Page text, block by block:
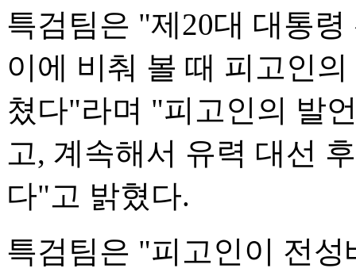
특검팀은 "제20대 대통
이에 비춰 볼 때 피고인
쳤다"라며 "피고인의 발
고, 계속해서 유력 대선
다"고 밝혔다.
특검팀은 "피고인이 전